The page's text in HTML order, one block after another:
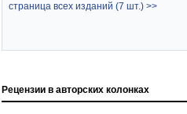
страница всех изданий (7 шт.) >>
Рецензии в авторских колонках